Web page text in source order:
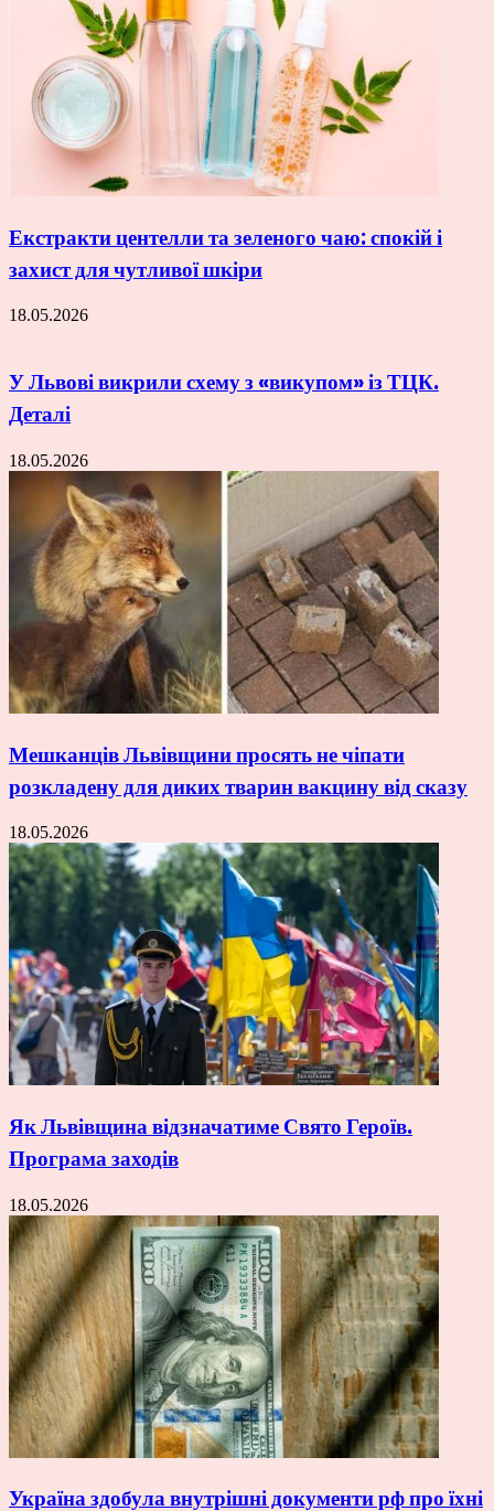
Екстракти центелли та зеленого чаю: спокій і
захист для чутливої шкіри
18.05.2026
У Львові викрили схему з «викупом» із ТЦК.
Деталі
18.05.2026
Мешканців Львівщини просять не чіпати
розкладену для диких тварин вакцину від сказу
18.05.2026
Як Львівщина відзначатиме Свято Героїв.
Програма заходів
18.05.2026
Україна здобула внутрішні документи рф про їхні